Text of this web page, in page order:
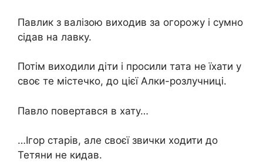
Павлик з валізою виходив за огорожу і сумно
сідав на лавку.
Потім виходили діти і просили тата не їхати у
своє те містечко, до цієї Алки-розлучниці.
Павло повертався в хату…
…Ігор старів, але своєї звички ходити до
Тетяни не кидав.